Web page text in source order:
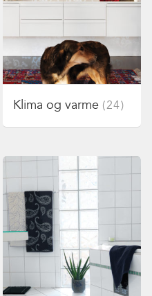
Klima og varme (24)